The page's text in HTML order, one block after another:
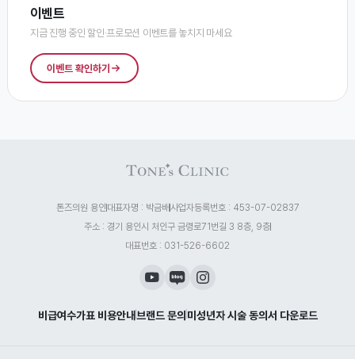
이벤트
지금 진행 중인 할인·프로모션 이벤트를 놓치지 마세요
이벤트 확인하기
톤즈의원 용인 대표자명 : 박금배사업자등록번호 : 453-07-02837
주소 : 경기 용인시 처인구 금령로71번길 3 8층, 9층
대표번호 : 031-526-6602
비급여수가표 비용안내브랜드 문의 미성년자 시술 동의서 다운로드